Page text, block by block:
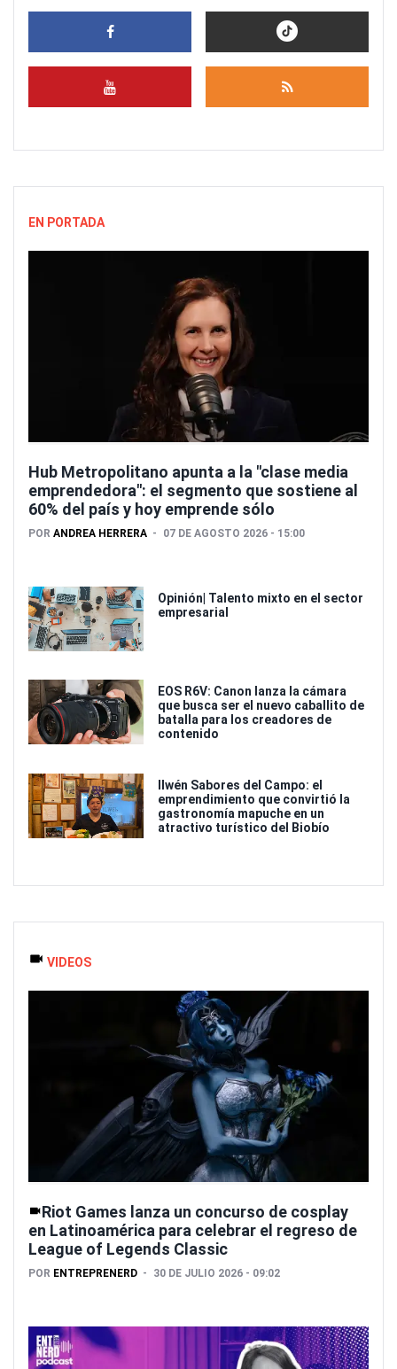
EN PORTADA
Hub Metropolitano apunta a la "clase media
emprendedora": el segmento que sostiene al
60% del país y hoy emprende sólo
POR ANDREA HERRERA 07 DE AGOSTO 2026 - 15:00
Opinión| Talento mixto en el sector
empresarial
EOS R6V: Canon lanza la cámara
que busca ser el nuevo caballito de
batalla para los creadores de
contenido
Ilwén Sabores del Campo: el
emprendimiento que convirtió la
gastronomía mapuche en un
atractivo turístico del Biobío
VIDEOS
Riot Games lanza un concurso de cosplay
en Latinoamérica para celebrar el regreso de
League of Legends Classic
POR ENTREPRENERD 30 DE JULIO 2026 - 09:02